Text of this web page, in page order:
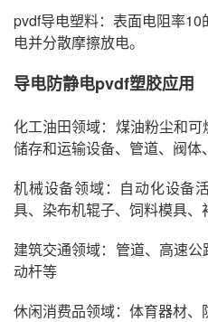
pvdf导电塑料：表面电阻率
电并分散摩擦放电。
导电防静电pvdf塑胶应用
化工油田领域：煤油粉尘和
储存和运输设备、管道、阀
机械设备领域：自动化设备
具、染布机辊子、饲料模具
建筑交通领域：管道、高速
动杆等
休闲消费品领域：体育器材